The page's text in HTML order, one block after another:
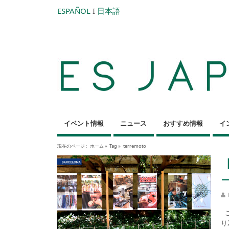
ESPAÑOL I 日本語
イベント情報 ニュース おすすめ情報 イ
現在のページ : ホーム » Tag » terremoto